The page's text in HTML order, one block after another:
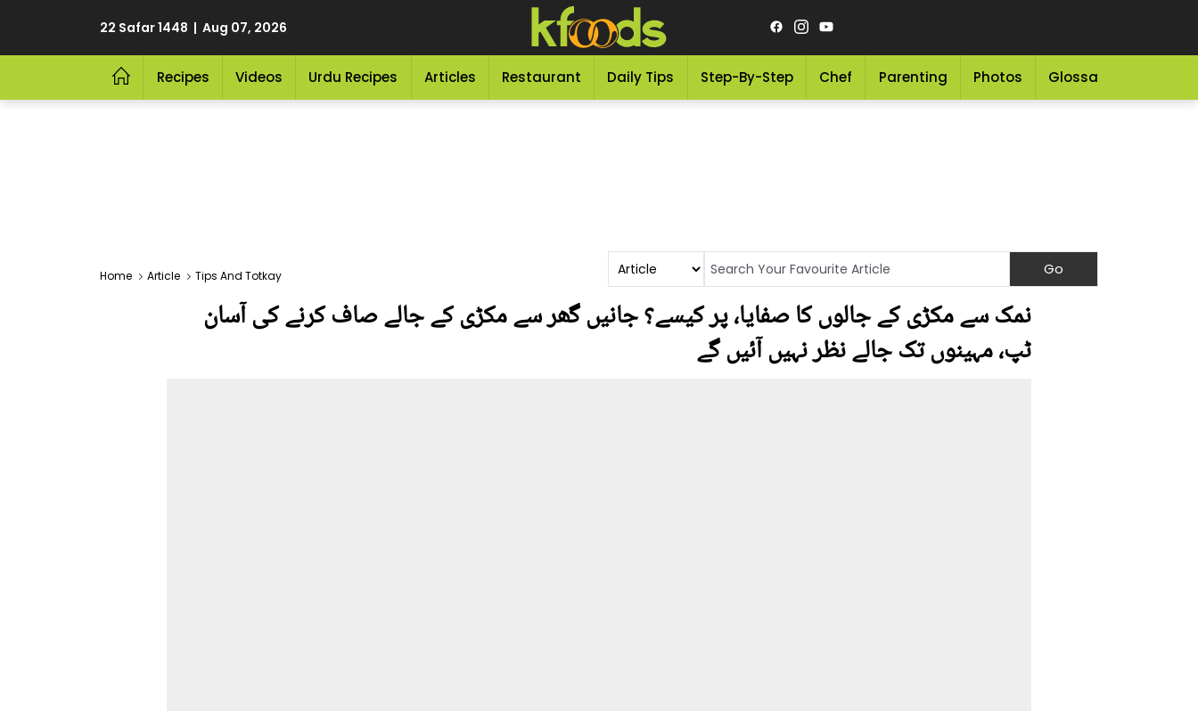
22 Safar 1448 | Aug 07, 2026
Recipes Videos Urdu Recipes Articles Restaurant Daily Tips Step-By-Step Chef Parenting Photos Glossary
Home Article Tips And Totkay
نمک سے مکڑی کے جالوں کا صفایا، پر کیسے؟ جانیں گھر سے مکڑی کے جالے صاف کرنے کی آسان
ٹپ، مہینوں تک جالے نظر نہیں آئیں گے